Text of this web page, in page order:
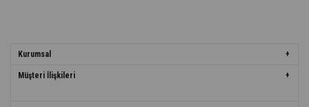
Kurumsal
Müşteri İlişkileri